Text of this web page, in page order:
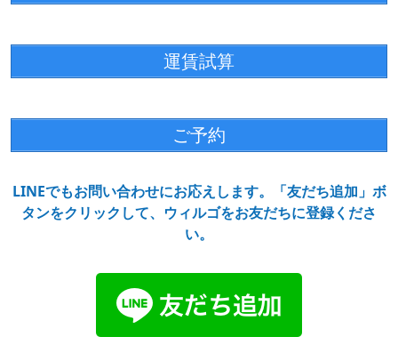
運賃試算
ご予約
LINEでもお問い合わせにお応えします。「友だち追加」ボ
タンをクリックして、ウィルゴをお友だちに登録くださ
い。